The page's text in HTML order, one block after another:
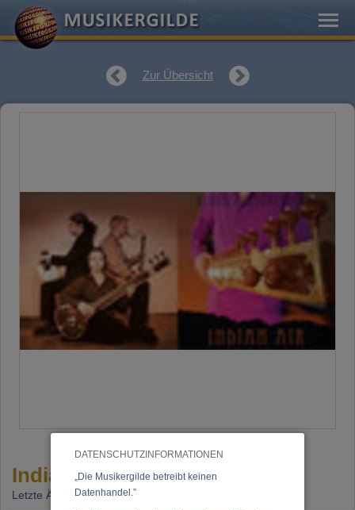
DATENSCHUTZINFORMATIONEN
„Die Musikergilde betreibt keinen
Datenhandel.”
Zur Übersicht
Indian Air
Letzte Änderung: 21.02.2012